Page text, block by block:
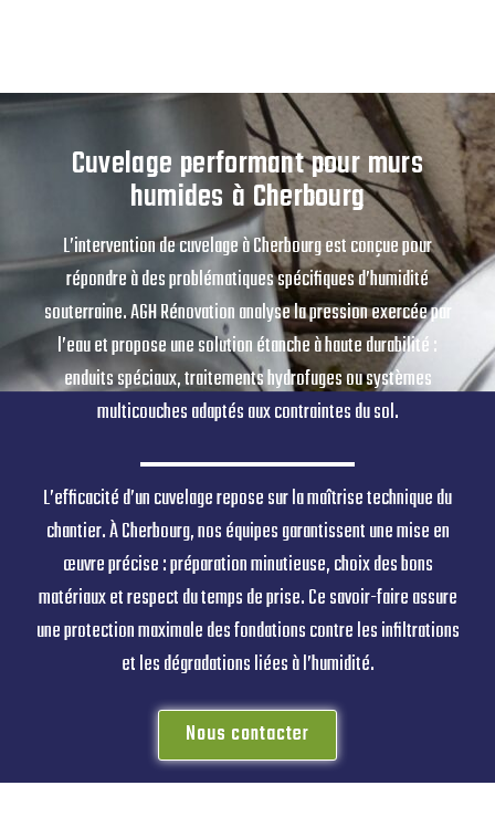
Cuvelage performant pour murs
humides à Cherbourg
L’intervention de cuvelage à Cherbourg est conçue pour
répondre à des problématiques spécifiques d’humidité
souterraine. AGH Rénovation analyse la pression exercée par
l’eau et propose une solution étanche à haute durabilité :
enduits spéciaux, traitements hydrofuges ou systèmes
multicouches adaptés aux contraintes du sol.
L’efficacité d’un cuvelage repose sur la maîtrise technique du
chantier. À Cherbourg, nos équipes garantissent une mise en
œuvre précise : préparation minutieuse, choix des bons
matériaux et respect du temps de prise. Ce savoir-faire assure
une protection maximale des fondations contre les infiltrations
et les dégradations liées à l’humidité.
Nous contacter